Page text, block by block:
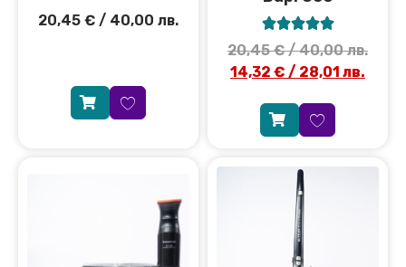
20,45 € / 40,00 лв. 
20,45€/ 40,00 лв.
14,32 € / 28,01 лв.